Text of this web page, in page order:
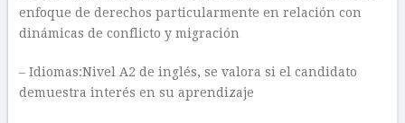
enfoque de derechos particularmente en relación con
dinámicas de conflicto y migración
– Idiomas:Nivel A2 de inglés, se valora si el candidato
demuestra interés en su aprendizaje